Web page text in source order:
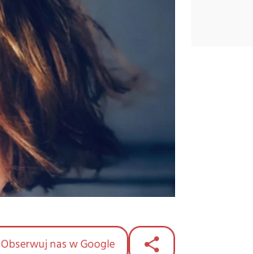
Obserwuj nas w Google